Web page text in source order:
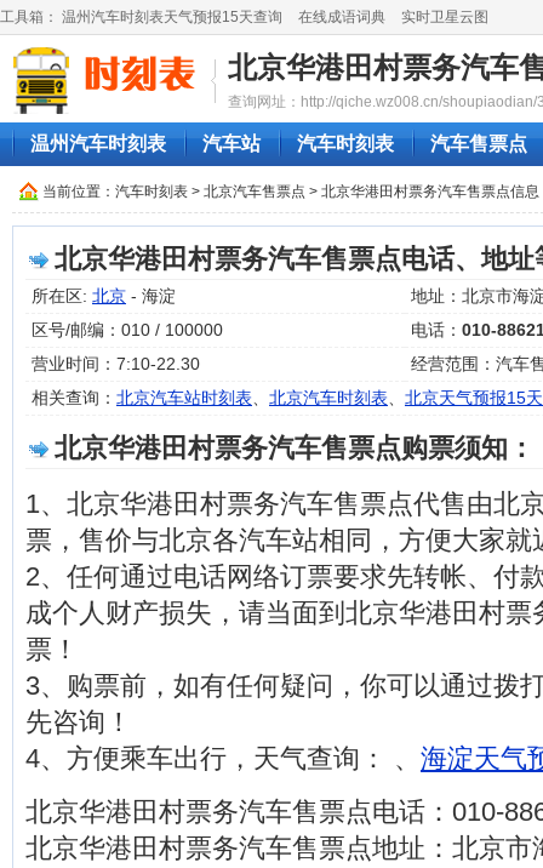
工具箱： 温州汽车时刻表天气预报15天查询 在线成语词典 实时卫星云图
北京华港田村票务汽车
查询网址：http://qiche.wz008.cn/shoupiaodian/
温州汽车时刻表 汽车站 汽车时刻表 汽车售票点
当前位置： 汽车时刻表 > 北京汽车售票点 > 北京华港田村票务汽车售票点信息
北京华港田村票务汽车售票点电话、地址
所在区: 北京 - 海淀
地址：北京市海
区号/邮编：010 / 100000
电话： 010-
营业时间：7:10-22.30
经营范围：汽车
相关查询： 北京汽车站时刻表 北京汽车时刻表 北京天气预报15天
北京华港田村票务汽车售票点购票须知：
1、北京华港田村票务汽车售票点代售由北
票，售价与北京各汽车站相同，方便大家就
2、任何通过电话网络订票要求先转帐、付
成个人财产损失，请当面到北京华港田村
票！
3、购票前，如有任何疑问，你可以通过拨
先咨询！
4、方便乘车出行，天气查询： 、 海淀天气
北京华港田村票务汽车售票点电话：010-
北京华港田村票务汽车售票点地址：北京市